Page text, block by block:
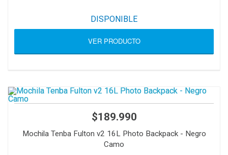
DISPONIBLE
VER PRODUCTO
$189.990
Mochila Tenba Fulton v2 16L Photo Backpack - Negro
Camo